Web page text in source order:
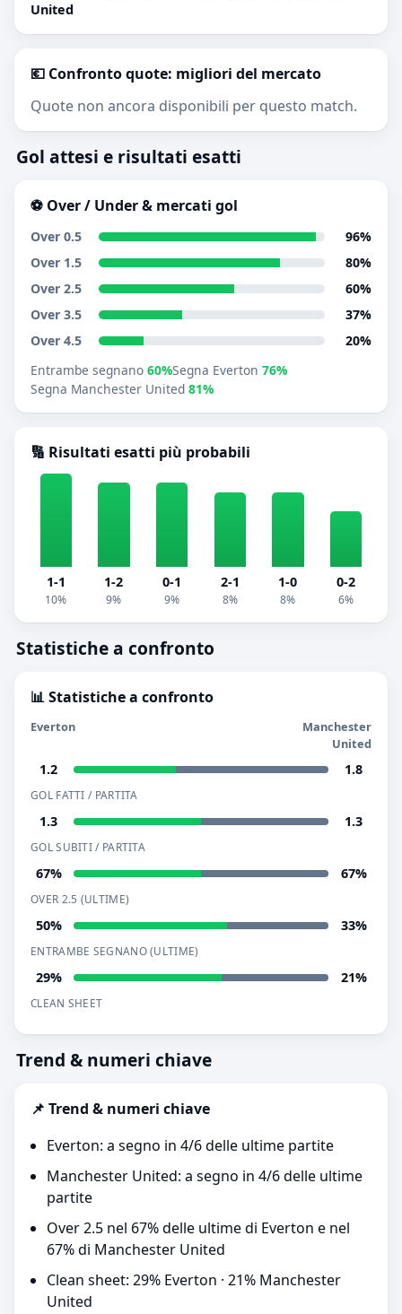
United
💶 Confronto quote: migliori del mercato
Quote non ancora disponibili per questo match.
Gol attesi e risultati esatti
⚽ Over / Under & mercati gol
Over 0.5
96%
Over 1.5
80%
Over 2.5
60%
Over 3.5
37%
Over 4.5
20%
Entrambe segnano 60%Segna Everton 76%
Segna Manchester United 81%
🔢 Risultati esatti più probabili
1-1
10%
1-2
9%
0-1
9%
2-1
8%
1-0
8%
0-2
6%
Statistiche a confronto
📊 Statistiche a confronto
Everton
Manchester
United
1.2 1.8
GOL FATTI / PARTITA
1.3 1.3
GOL SUBITI / PARTITA
67% 67%
OVER 2.5 (ULTIME)
50% 33%
ENTRAMBE SEGNANO (ULTIME)
29% 21%
CLEAN SHEET
Trend & numeri chiave
📌 Trend & numeri chiave
Everton: a segno in 4/6 delle ultime partite
Manchester United: a segno in 4/6 delle ultime
partite
Over 2.5 nel 67% delle ultime di Everton e nel
67% di Manchester United
Clean sheet: 29% Everton · 21% Manchester
United